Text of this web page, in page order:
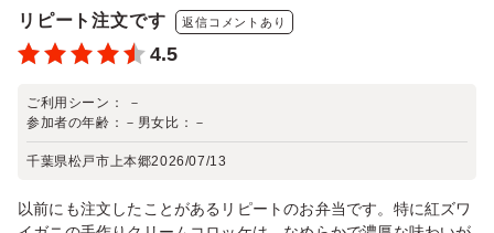
リピート注文です 返信コメントあり
4.5
ご利用シーン：
－
参加者の年齢： － 男女比： －
千葉県松戸市上本郷2026/07/13
以前にも注文したことがあるリピートのお弁当です。特に紅ズワ